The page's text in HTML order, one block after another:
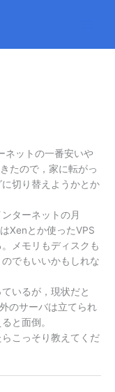
ネットの一番安いや
たので，家に転がっ
切り替えようかとか
ターネットの月
Xenとか使ったVPS
メモリもディスクも
でもいいかもしれな
いるが，現状だと
のサーバは立てられ
と面倒。
こっそり教えてくだ